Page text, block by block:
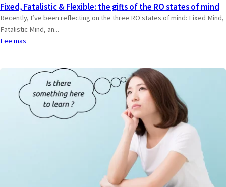
Fixed, Fatalistic & Flexible: the gifts of the RO states of mind
Recently, I’ve been reflecting on the three RO states of mind: Fixed Mind,
Fatalistic Mind, an...
Lee mas